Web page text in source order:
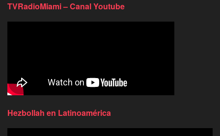
TVRadioMiami – Canal Youtube
Hezbollah en Latinoamérica